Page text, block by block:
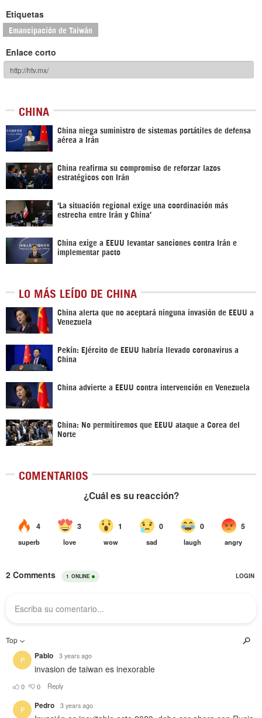
Etiquetas
Emancipación de Taiwán
Enlace corto
CHINA
China niega suministro de sistemas portátiles de defensa
aérea a Irán
China reafirma su compromiso de reforzar lazos
estratégicos con Irán
‘La situación regional exige una coordinación más
estrecha entre Irán y China’
China exige a EEUU levantar sanciones contra Irán e
implementar pacto
LO MÁS LEÍDO DE CHINA
China alerta que no aceptará ninguna invasión de EEUU a
Venezuela
Pekín: Ejército de EEUU habría llevado coronavirus a
China
China advierte a EEUU contra intervención en Venezuela
China: No permitiremos que EEUU ataque a Corea del
Norte
COMENTARIOS